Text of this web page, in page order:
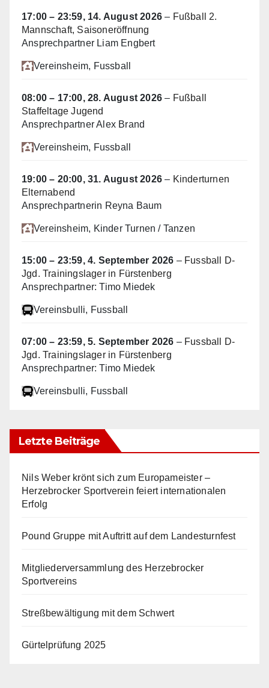
17:00 – 23:59, 14. August 2026 – Fußball 2.
Mannschaft, Saisoneröffnung
Ansprechpartner Liam Engbert
Vereinsheim, Fussball
08:00 – 17:00,28. August 2026 – Fußball
Staffeltage Jugend
Ansprechpartner Alex Brand
Vereinsheim, Fussball
19:00 – 20:00,31. August 2026 – Kinderturnen
Elternabend
Ansprechpartnerin Reyna Baum
Vereinsheim, Kinder Turnen / Tanzen
15:00 – 23:59,4. September 2026 – Fussball D-
Jgd. Trainingslager in Fürstenberg
Ansprechpartner: Timo Miedek
Vereinsbulli, Fussball
07:00 – 23:59,5. September 2026 – Fussball D-
Jgd. Trainingslager in Fürstenberg
Ansprechpartner: Timo Miedek
Vereinsbulli, Fussball
Letzte Beiträge
Nils Weber krönt sich zum Europameister –
Herzebrocker Sportverein feiert internationalen
Erfolg
Pound Gruppe mit Auftritt auf dem Landesturnfest
Mitgliederversammlung des Herzebrocker
Sportvereins
Streßbewältigung mit dem Schwert
Gürtelprüfung 2025